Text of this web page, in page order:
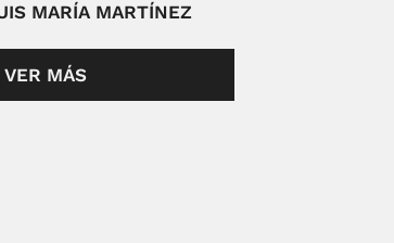
MARÍA MARTÍNEZ
VER MÁS